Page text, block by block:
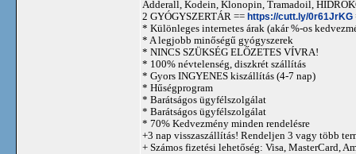
Adderall, Kodein, Klonopin, Tramadoil,
2 GYÓGYSZERTÁR == https://cutt.ly/0r61JrKG
* Különleges internetes árak (akár %-os
* A legjobb minőségű gyógyszerek
* NINCS SZÜKSÉG ELŐZETES VÍVRA!
* 100% névtelenség, diszkrét szállítás
* Gyors INGYENES kiszállítás (4-7 nap)
* Hűségprogram
* Barátságos ügyfélszolgálat
* Barátságos ügyfélszolgálat
* 70% Kedvezmény minden rendelésre
+3 nap visszaszállítás! Rendeljen 3 vagy több
+ Számos fizetési lehetőség: Visa, MasterCard,